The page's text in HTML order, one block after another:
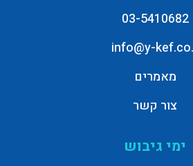
03-5410682
info@y-
מאמרים
צור קשר
ימי גיבוש